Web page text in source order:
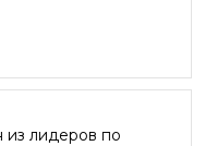
лидеров по